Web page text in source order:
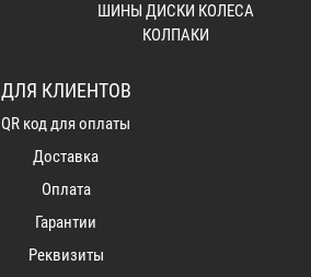
ШИНЫ ДИСКИ КОЛЕСА
КОЛПАКИ
ДЛЯ КЛИЕНТОВ
QR код для оплаты
Доставка
Оплата
Гарантии
Реквизиты